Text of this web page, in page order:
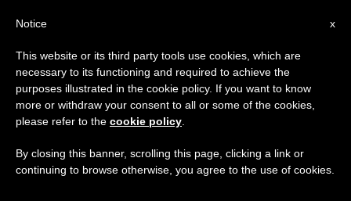
ETIQUETA
Posts Tagged
‘Pontificio Instituto
Juan Pablo II Para Los
×
Aviso importante
Del 27 de julio al 7 de agosto haremos la pausa
anual, aprovechando que en el periodo de verano
se generan menos informaciones y también el
x
Notice
This website or its third party tools use cookies, which are
necessary to its functioning and required to achieve the
purposes illustrated in the cookie policy. If you want to know
more or withdraw your consent to all or some of the cookies,
please refer to the cookie policy
By closing this banner, scrolling this page, clicking a link or
continuing to browse otherwise, you agree to the use of cookies.